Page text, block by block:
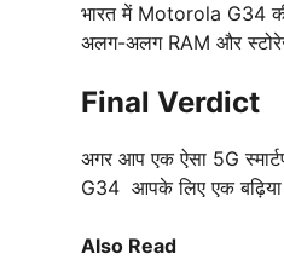
भारत में Motorola G34
अलग-अलग RAM और
Final Verdict
अगर आप एक ऐसा 5G
G34 आपके लिए एक बढ़िया
Also Read